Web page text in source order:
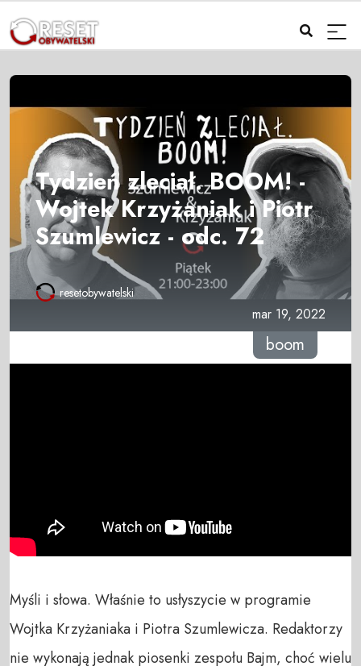
Tydzień zleciał. BOOM! -
Wojtek Krzyżaniak i Piotr
Szumlewicz - odc. 72
resetobywatelski
mar 19, 2022
boom
Myśli i słowa. Właśnie to usłyszycie w programie
Wojtka Krzyżaniaka i Piotra Szumlewicza. Redaktorzy
nie wykonają jednak piosenki zespołu Bajm, choć wielu